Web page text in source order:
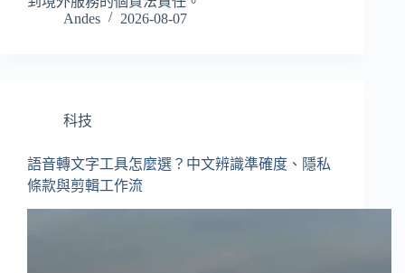
Andes
2026-08-07
科技
語音轉文字工具怎麼選？中文辨識準確度、隱私
條款與剪輯工作流